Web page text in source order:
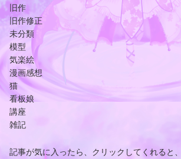
旧作
旧作修正
未分類
模型
気楽絵
漫画感想
猫
看板娘
講座
雑記
記事が気に入ったら、クリックしてくれると